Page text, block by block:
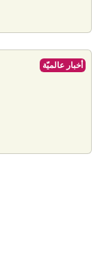
أخبار عالميّة